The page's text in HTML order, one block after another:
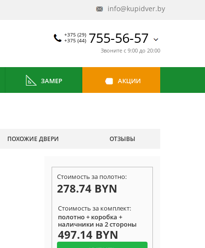
info@kupidver.by
+375 (29)
+375 (44) 755-56-57
Звоните с 9:00 до 20:00
ЗАМЕР АКЦИИ
ПОХОЖИЕ ДВЕРИ ОТЗЫВЫ
Стоимость за полотно:
278.74 BYN
Стоимость за комплект:
полотно + коробка +
наличники на 2 стороны
497.14 BYN